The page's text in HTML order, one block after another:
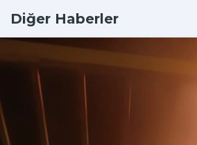
Diğer Haberler